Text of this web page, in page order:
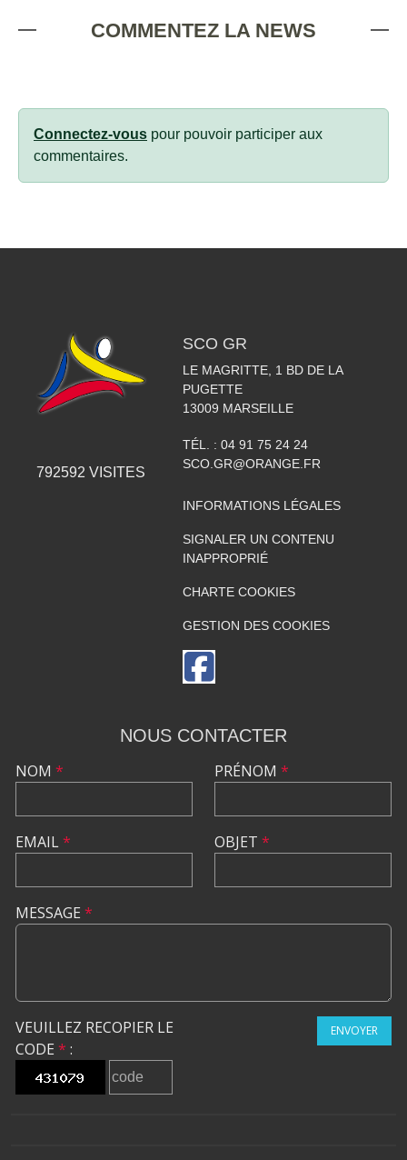
COMMENTEZ LA NEWS
Connectez-vous pour pouvoir participer aux
commentaires.
792592 VISITES
SCO GR
LE MAGRITTE, 1 BD DE LA
PUGETTE
13009 MARSEILLE
TÉL. : 04 91 75 24 24
SCO.GR@ORANGE.FR
INFORMATIONS LÉGALES
SIGNALER UN CONTENU
INAPPROPRIÉ
CHARTE COOKIES
GESTION DES COOKIES
NOUS CONTACTER
NOM *
EMAIL*
PRÉNOM *
OBJET *
MESSAGE *
VEUILLEZ RECOPIER LE
CODE * :
ENVOYER